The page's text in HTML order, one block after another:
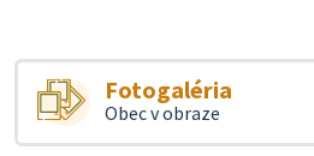
Fotogaléria
Obec v obraze